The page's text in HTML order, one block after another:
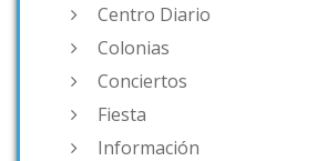
Centro Diario
Colonias
Conciertos
Fiesta
Información